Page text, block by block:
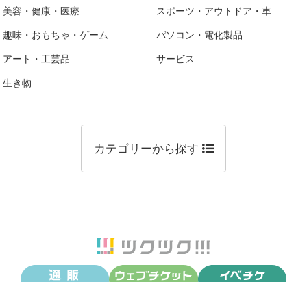
美容・健康・医療 スポーツ・アウトドア・車
趣味・おもちゃ・ゲーム パソコン・電化製品
アート・工芸品 サービス
生き物
カテゴリーから探す